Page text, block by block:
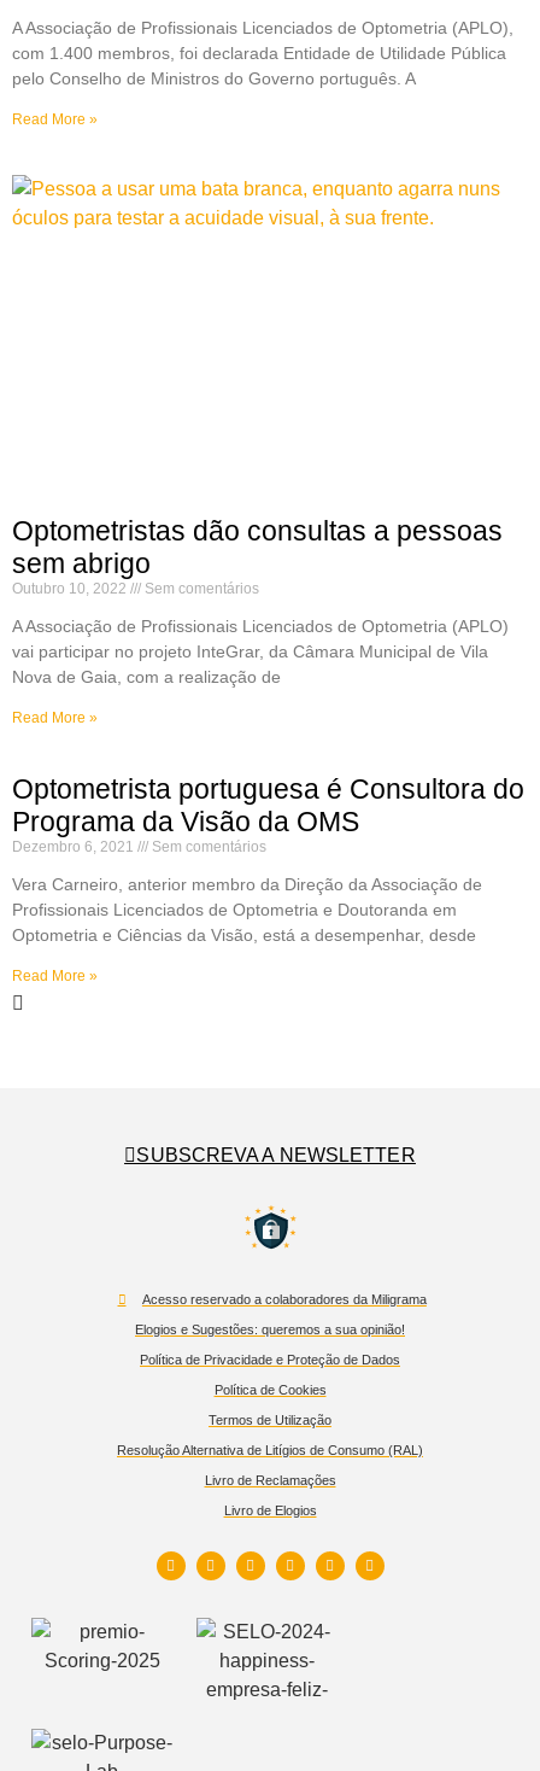
A Associação de Profissionais Licenciados de Optometria (APLO),
com 1.400 membros, foi declarada Entidade de Utilidade Pública
pelo Conselho de Ministros do Governo português. A
Read More »
Optometristas dão consultas a pessoas
sem abrigo
Outubro 10, 2022 Sem comentários
A Associação de Profissionais Licenciados de Optometria (APLO)
vai participar no projeto InteGrar, da Câmara Municipal de Vila
Nova de Gaia, com a realização de
Read More »
Optometrista portuguesa é Consultora do
Programa da Visão da OMS
Dezembro 6, 2021 Sem comentários
Vera Carneiro, anterior membro da Direção da Associação de
Profissionais Licenciados de Optometria e Doutoranda em
Optometria e Ciências da Visão, está a desempenhar, desde
Read More »
SUBSCREVA A NEWSLETTER
Acesso reservado a colaboradores da Miligrama
Elogios e Sugestões: queremos a sua opinião!
Política de Privacidade e Proteção de Dados
Política de Cookies
Termos de Utilização
Resolução Alternativa de Litígios de Consumo (RAL)
Livro de Reclamações
Livro de Elogios